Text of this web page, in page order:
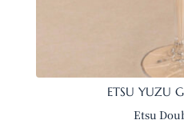
ETSU YUZU
Etsu